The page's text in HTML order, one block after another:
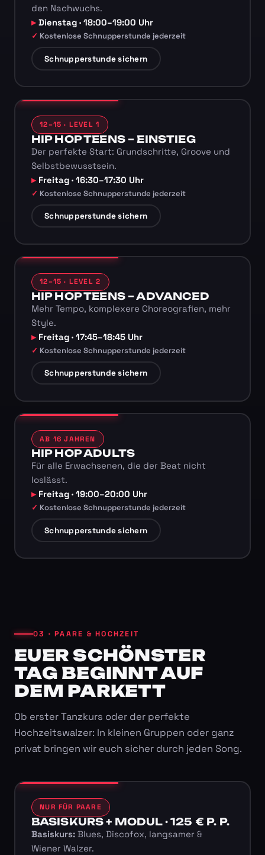
den Nachwuchs.
Dienstag · 18:00–19:00 Uhr
Kostenlose Schnupperstunde jederzeit
Schnupperstunde sichern
12–15 · LEVEL 1
HIP HOP TEENS – EINSTIEG
Der perfekte Start: Grundschritte, Groove und
Selbstbewusstsein.
Freitag · 16:30–17:30 Uhr
Kostenlose Schnupperstunde jederzeit
Schnupperstunde sichern
12–15 · LEVEL 2
HIP HOP TEENS – ADVANCED
Mehr Tempo, komplexere Choreografien, mehr
Style.
Freitag · 17:45–18:45 Uhr
Kostenlose Schnupperstunde jederzeit
Schnupperstunde sichern
AB 16 JAHREN
HIP HOP ADULTS
Für alle Erwachsenen, die der Beat nicht
loslässt.
Freitag · 19:00–20:00 Uhr
Kostenlose Schnupperstunde jederzeit
Schnupperstunde sichern
03 · PAARE & HOCHZEIT
EUER SCHÖNSTER
TAG BEGINNT AUF
DEM PARKETT
Ob erster Tanzkurs oder der perfekte
Hochzeitswalzer: In kleinen Gruppen oder ganz
privat bringen wir euch sicher durch jeden Song.
NUR FÜR PAARE
BASISKURS + MODUL · 125 € P. P.
Basiskurs:Blues, Discofox, langsamer &
Wiener Walzer.